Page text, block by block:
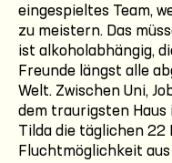
eingespieltes Team,
zu meistern. Das
ist alkoholabhängig,
Freunde längst alle
Welt. Zwischen Uni,
dem traurigsten
Tilda die täglichen 22
Fluchtmöglichkeit